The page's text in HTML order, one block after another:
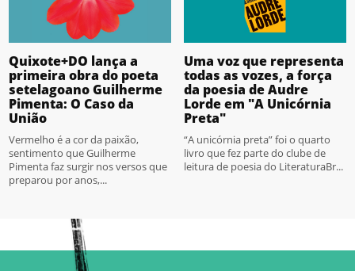
Quixote+DO lança a
primeira obra do poeta
setelagoano Guilherme
Pimenta: O Caso da
União
Vermelho é a cor da paixão,
sentimento que Guilherme
Pimenta faz surgir nos versos que
preparou por anos,...
Uma voz que representa
todas as vozes, a força
da poesia de Audre
Lorde em "A Unicórnia
Preta"
“A unicórnia preta” foi o quarto
livro que fez parte do clube de
leitura de poesia do LiteraturaBr...